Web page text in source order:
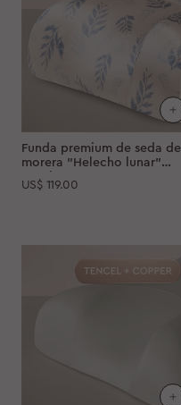
Funda premium de seda de
morera "Helecho lunar"
Omnia
US$ 119.00